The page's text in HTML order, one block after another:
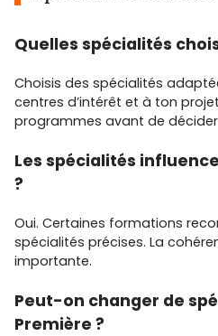
Quelles spécialités
Choisis des spécialités
centres d’intérêt et à ton
programmes avant de
Les spécialités
?
Oui. Certaines formations
spécialités précises. La
importante.
Peut-on changer de
Première ?